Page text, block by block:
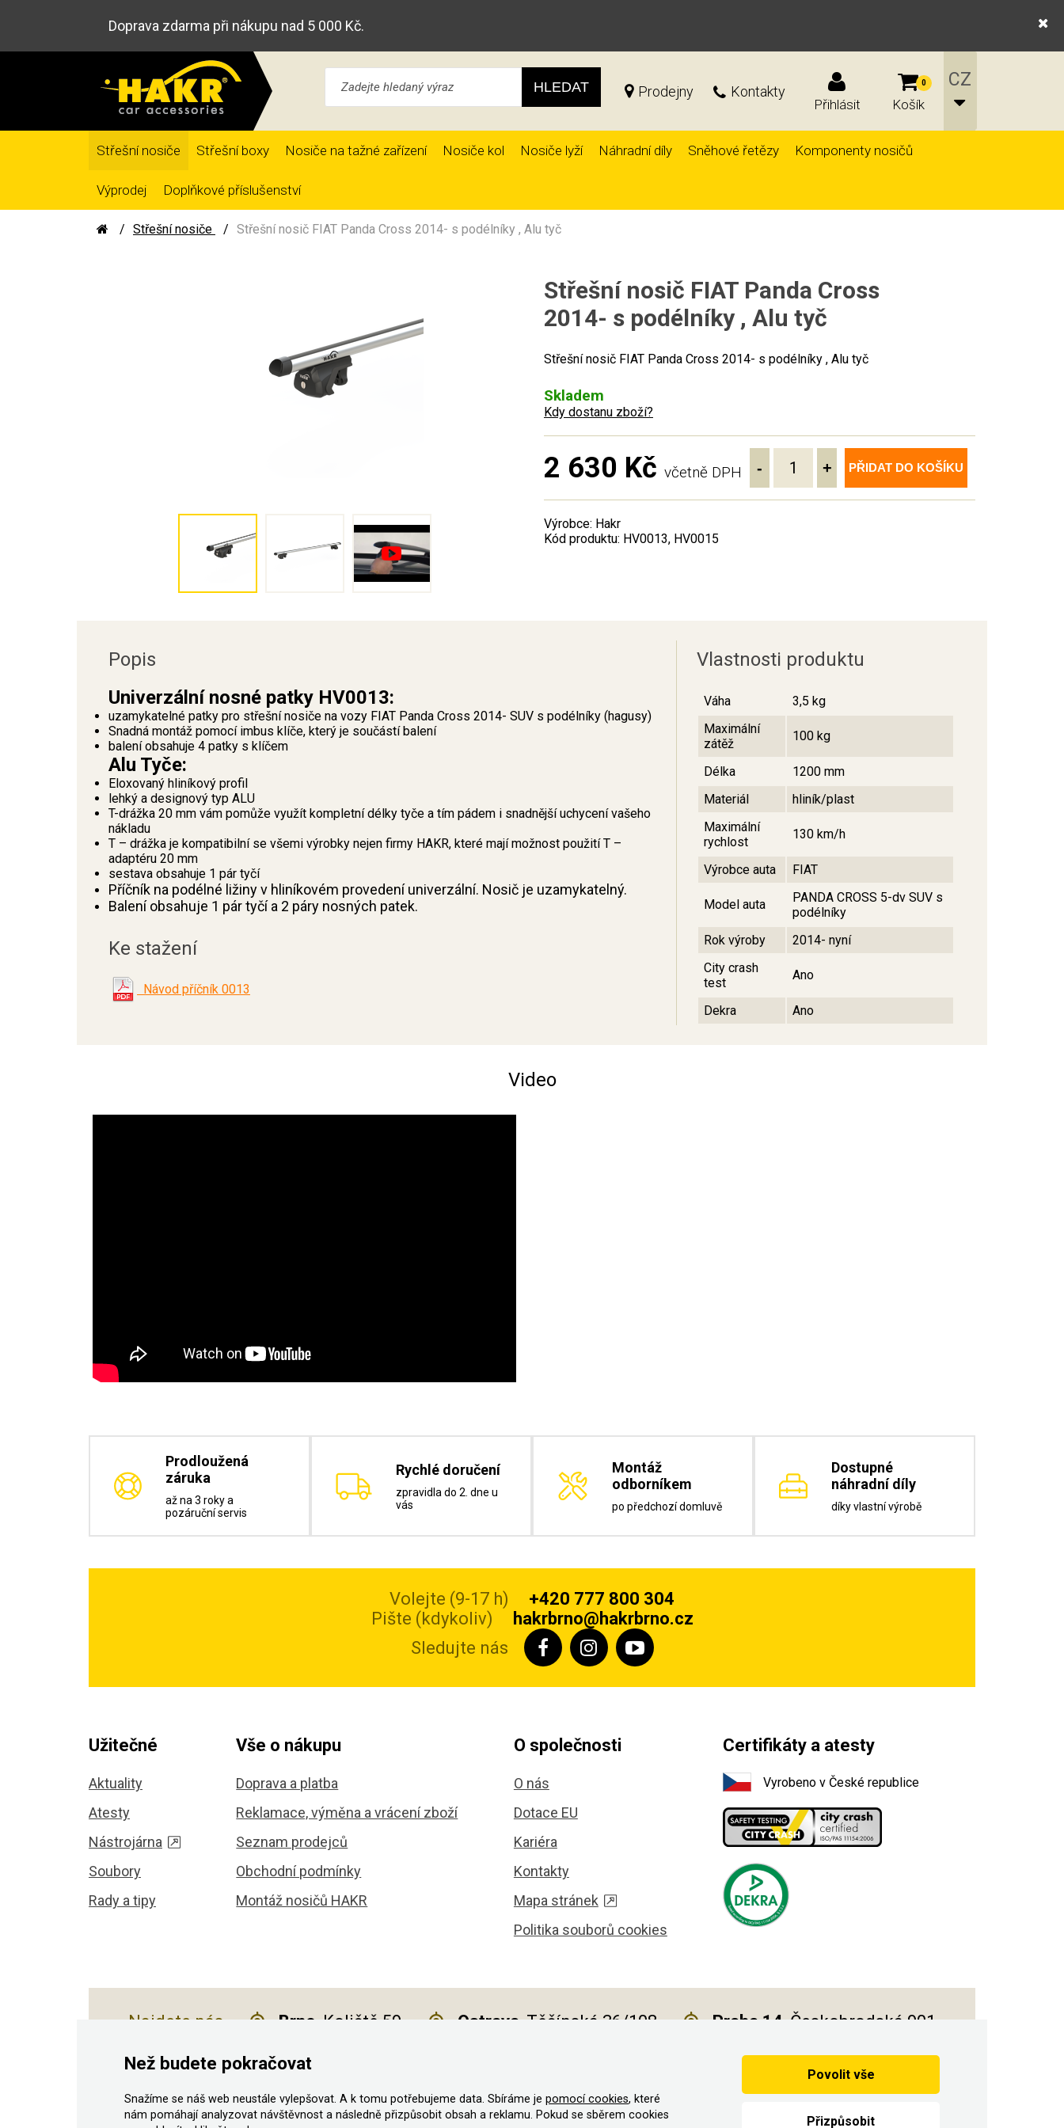
Doprava zdarma při nákupu nad 5 000 Kč.
HLEDAT Prodejny Kontakty
Přihlásit
0
Košík
Střešní nosiče Střešní boxy Nosiče na tažné zařízení Nosiče kol Nosiče lyží Náhradní díly Sněhové řetězy Komponenty nosičů
Výprodej Doplňkové příslušenství
Střešní nosiče Střešní nosič FIAT Panda Cross 2014- s podélníky , Alu tyč
Střešní nosič FIAT Panda Cross
2014- s podélníky , Alu tyč
Střešní nosič FIAT Panda Cross 2014- s podélníky , Alu tyč
Skladem
Kdy dostanu zboží?
2 630 Kč včetně DPH - + PŘIDAT DO KOŠÍKU
Výrobce: Hakr
Kód produktu: HV0013, HV0015
Popis
Univerzální nosné patky HV0013:
uzamykatelné patky pro střešní nosiče na vozy FIAT Panda Cross 2014- SUV s podélníky (hagusy)
Snadná montáž pomocí imbus klíče, který je součástí balení
balení obsahuje 4 patky s klíčem
Alu Tyče:
Eloxovaný hliníkový profil
lehký a designový typ ALU
T-drážka 20 mm vám pomůže využít kompletní délky tyče a tím pádem i snadnější uchycení vašeho
nákladu
T – drážka je kompatibilní se všemi výrobky nejen firmy HAKR, které mají možnost použití T –
adaptéru 20 mm
sestava obsahuje 1 pár tyčí
Příčník na podélné ližiny v hliníkovém provedení univerzální. Nosič je uzamykatelný.
Balení obsahuje 1 pár tyčí a 2 páry nosných patek.
Ke stažení
Návod příčník 0013
Vlastnosti produktu
Váha
3,5 kg
Maximální
zátěž
100 kg
Délka
1200 mm
Materiál
hliník/plast
Maximální
rychlost
130 km/h
Výrobce auta FIAT
Model auta
PANDA CROSS 5-dv SUV s
podélníky
Rok výroby
2014- nyní
City crash
test
Ano
Dekra Ano
Video
Prodloužená
záruka
až na 3 roky a
pozáruční servis
Rychlé doručení
zpravidla do 2. dne u
vás
Montáž
odborníkem
po předchozí domluvě
Dostupné
náhradní díly
díky vlastní výrobě
Volejte (9-17 h)
+420 777 800 304
Pište (kdykoliv)
hakrbrno@hakrbrno.cz
Sledujte nás
Užitečné
Aktuality
Atesty
Nástrojárna
Soubory
Rady a tipy
Vše o nákupu
Doprava a platba
Reklamace, výměna a vrácení zboží
Seznam prodejců
Obchodní podmínky
Montáž nosičů HAKR
O společnosti
O nás
Dotace EU
Kariéra
Kontakty
Mapa stránek
Politika souborů cookies
Certifikáty a atesty
Vyrobeno v České republice
Najdete nás Brno, Koliště 59 Ostrava, Těšínská 36/108 Praha 14, Českobrodská 901
© 2011–2026 ASN Hakr Brno. Všechna práva vyhrazena
Než budete pokračovat
Snažíme se náš web neustále vylepšovat. A k tomu potřebujeme data. Sbíráme je pomocí cookies, které
nám pomáhají analyzovat návštěvnost a následně přizpůsobit obsah a reklamu. Pokud se sběrem cookies
Přizpůsobit
Povolit vše